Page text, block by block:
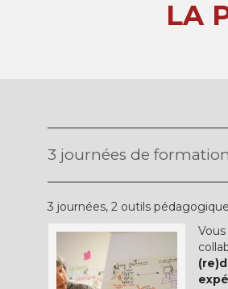
LA
3 journées de
3 journées, 2 outils